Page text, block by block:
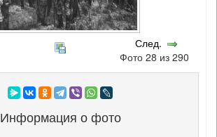
След.
Фото 28 из 290
Информация о фото